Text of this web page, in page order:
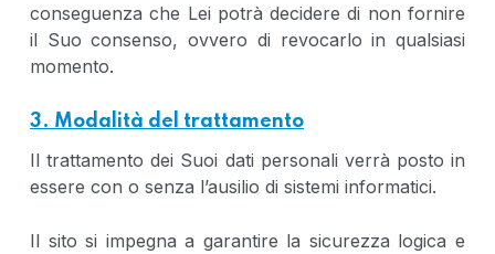
conseguenza che Lei potrà decidere di non fornire
il Suo consenso, ovvero di revocarlo in qualsiasi
momento.
3. Modalità del trattamento
Il trattamento dei Suoi dati personali verrà posto in
essere con o senza l’ausilio di sistemi informatici.
Il sito si impegna a garantire la sicurezza logica e